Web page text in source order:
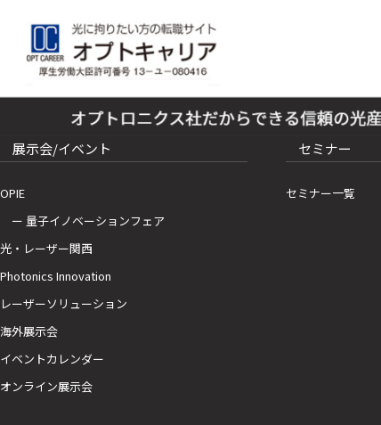
展示会/イベント
OPIE
ー 量子イノベーションフェア
光・レーザー関西
Photonics Innovation
レーザーソリューション
海外展示会
イベントカレンダー
オンライン展示会
セミナー
セミナー一覧